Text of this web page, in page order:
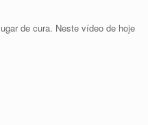
de cura. Neste vídeo de hoje